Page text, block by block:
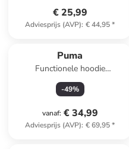
€ 25,99
Adviesprijs (AVP): € 44,95*
Puma
Functionele hoodie
"Cloudspun" groen
-49%
vanaf: € 34,99
Adviesprijs (AVP): € 69,95*